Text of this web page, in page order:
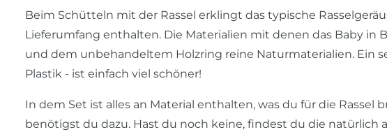
Beim Schütteln mit der Rassel erklingt das typische
Lieferumfang enthalten. Die Materialien mit denen das Baby
und dem unbehandeltem Holzring reine Naturmaterialien. Ein
Plastik - ist einfach viel schöner!
In dem Set ist alles an Material enthalten, was du für die Rassel
benötigst du dazu. Hast du noch keine, findest du die natürlich